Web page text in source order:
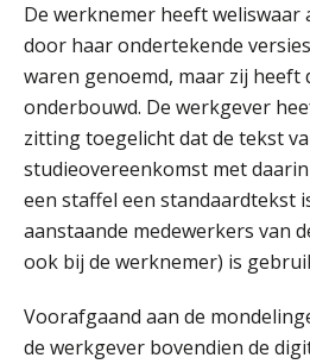
De werknemer heeft weliswaar
door haar ondertekende
waren genoemd, maar zij heeft
onderbouwd. De werkgever
zitting toegelicht dat de tekst
studieovereenkomst met
een staffel een standaardtekst
aanstaande medewerkers van
ook bij de werknemer) is
Voorafgaand aan de
de werkgever bovendien de